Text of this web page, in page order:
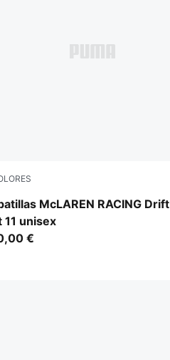
McLAREN RACING Drift
11 unisex
White-Bright Papaya
€